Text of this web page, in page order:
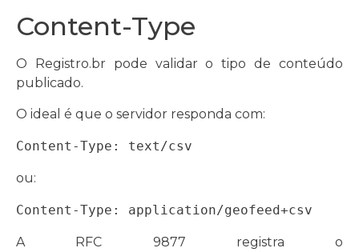
Content-Type
O Registro.br pode validar o tipo de conteúdo
publicado.
O ideal é que o servidor responda com:
Content-Type: text/csv
ou:
Content-Type: application/geofeed+csv
A RFC 9877 registra o